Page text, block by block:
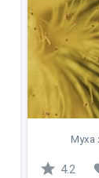
Муха
4.2